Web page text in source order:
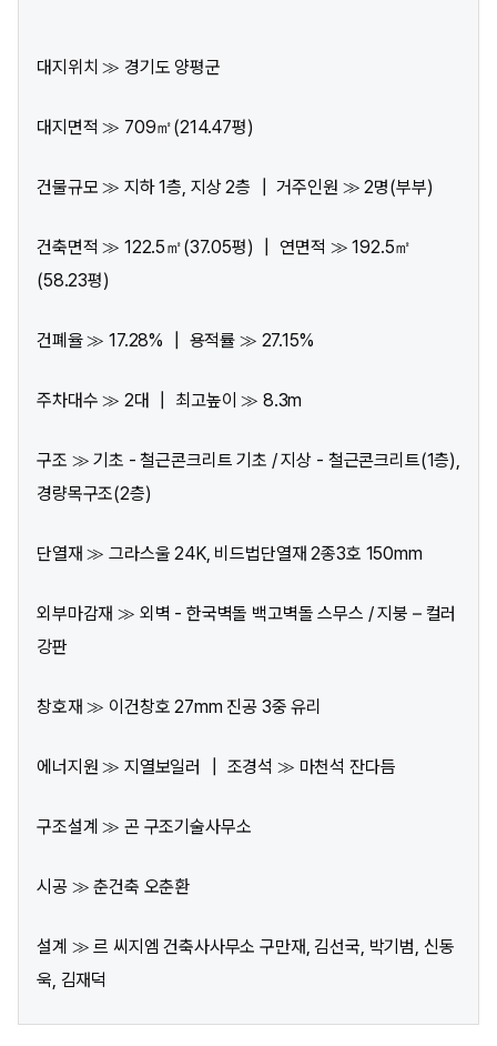
대지위치 ≫ 경기도 양평군
대지면적 ≫ 709㎡(214.47평)
건물규모 ≫ 지하 1층, 지상 2층 ┃ 거주인원 ≫ 2명(부부)
건축면적 ≫ 122.5㎡(37.05평) ┃ 연면적 ≫ 192.5㎡
(58.23평)
건폐율 ≫ 17.28% ┃ 용적률 ≫ 27.15%
주차대수 ≫ 2대 ┃ 최고높이 ≫ 8.3m
구조 ≫ 기초 - 철근콘크리트 기초 / 지상 - 철근콘크리트(1층),
경량목구조(2층)
단열재 ≫ 그라스울 24K, 비드법단열재 2종3호 150mm
외부마감재 ≫ 외벽 - 한국벽돌 백고벽돌 스무스 / 지붕 – 컬러
강판
창호재 ≫ 이건창호 27mm 진공 3중 유리
에너지원 ≫ 지열보일러 ┃ 조경석 ≫ 마천석 잔다듬
구조설계 ≫ 곤 구조기술사무소
시공 ≫ 춘건축 오춘환
설계 ≫ 르 씨지엠 건축사사무소 구만재, 김선국, 박기범, 신동
욱, 김재덕